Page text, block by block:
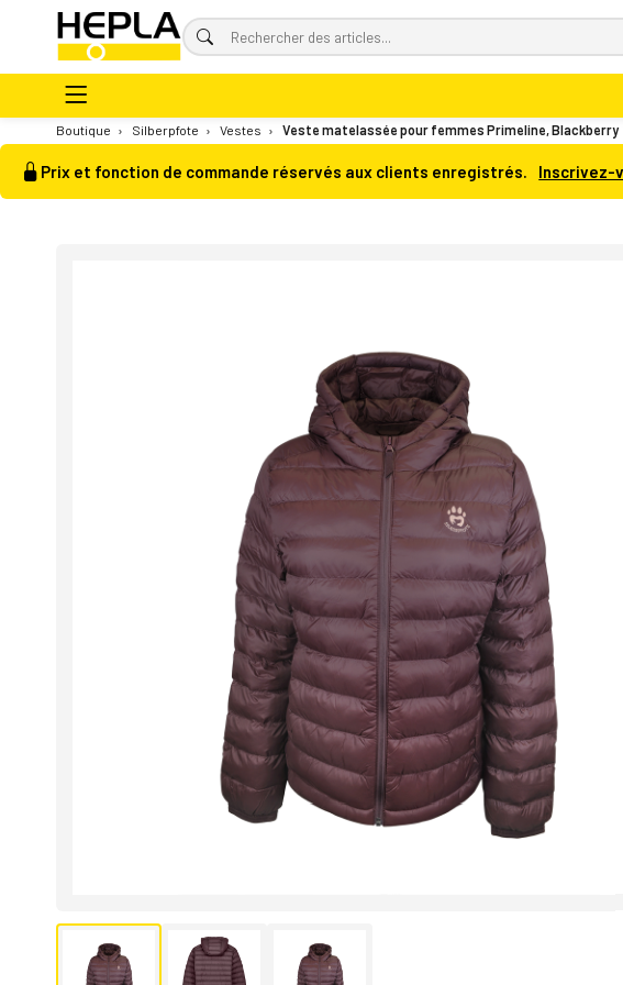
Boutique › Silberpfote › Vestes › Veste matelassée pour femmes Primeline, Blackberry
Prix et fonction de commande réservés aux clients enregistrés. Inscrivez-